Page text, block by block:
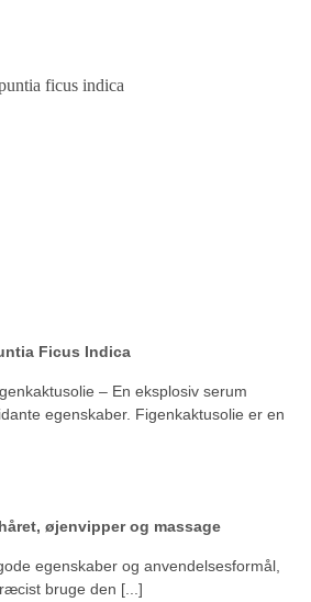
Ficus Indica
– En eksplosiv serum
egenskaber. Figenkaktusolie er en
øjenvipper og massage
egenskaber og anvendelsesformål,
bruge den [...]